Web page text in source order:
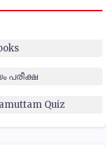
പരീക്ഷ
Quiz